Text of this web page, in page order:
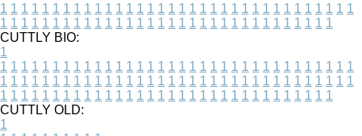
1 1 1 1 1 1 1 1 1 1 1 1 1 1 1 1 1 1 1 1 1 1 1 1 1 1 1 1 1 1 1 1 1 1
1 1 1 1 1 1 1 1 1 1 1 1 1 1 1 1 1 1 1 1 1 1 1 1 1 1 1 1 1 1 1 1
CUTTLY BIO:
1
1 1 1 1 1 1 1 1 1 1 1 1 1 1 1 1 1 1 1 1 1 1 1 1 1 1 1 1 1 1 1 1 1 1
1 1 1 1 1 1 1 1 1 1 1 1 1 1 1 1 1 1 1 1 1 1 1 1 1 1 1 1 1 1 1 1 1 1
1 1 1 1 1 1 1 1 1 1 1 1 1 1 1 1 1 1 1 1 1 1 1 1 1 1 1 1 1 1 1 1
CUTTLY OLD:
1